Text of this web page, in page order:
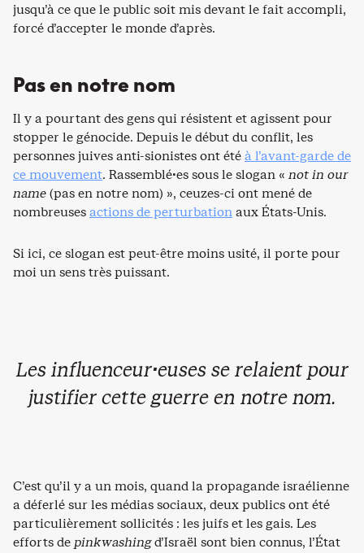
jusqu’à ce que le public soit mis devant le fait accompli,
forcé d’accepter le monde d’après.
Pas en notre nom
Il y a pourtant des gens qui résistent et agissent pour
stopper le génocide. Depuis le début du conflit, les
personnes juives anti-sionistes ont étéà l’avant-garde de
ce mouvement. Rassemblé·es sous le slogan « not in our
name(pas en notre nom) », ceuzes-ci ont mené de
nombreusesactions de perturbationaux États-Unis.
Si ici, ce slogan est peut-être moins usité, il porte pour
moi un sens très puissant.
Les influenceur·euses se relaient pour
justifier cette guerre en notre nom.
C’est qu’il y a un mois, quand la propagande israélienne
a déferlé sur les médias sociaux, deux publics ont été
particulièrement sollicités : les juifs et les gais. Les
efforts de pinkwashingd’Israël sont bien connus, l’État